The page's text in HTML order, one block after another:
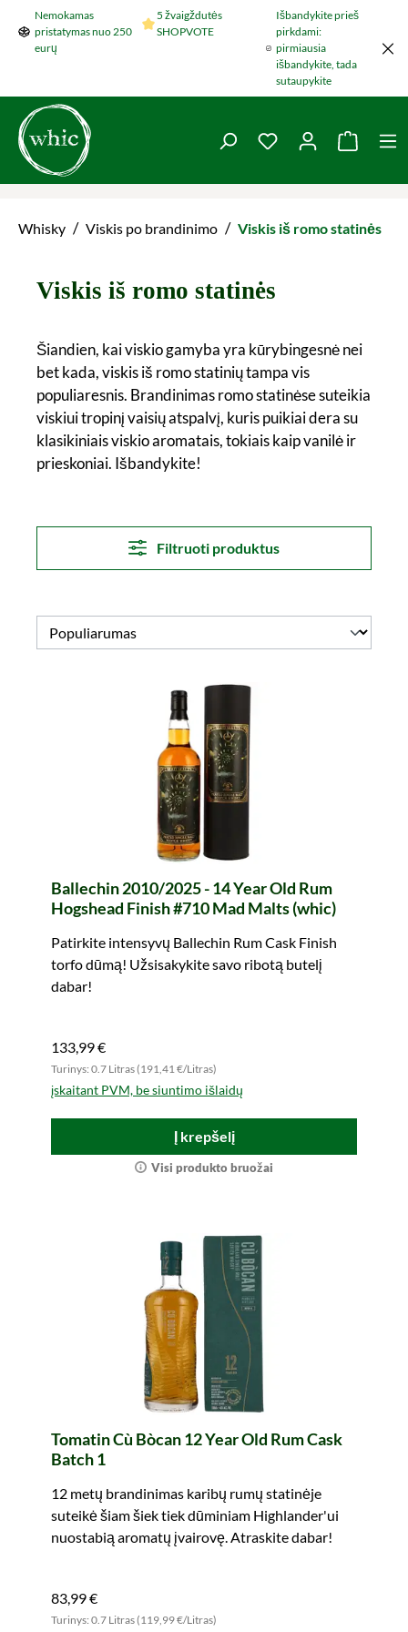
Šokti į pagrindinį turinį
Nemokamas
pristatymas nuo 250
eurų
5 žvaigždutės
SHOPVOTE
Išbandykite prieš
pirkdami:
pirmiausia
išbandykite, tada
sutaupykite
You have 0 wishlist
Whisky / Viskis po brandinimo / Viskis iš romo statinės
Viskis iš romo statinės
Šiandien, kai viskio gamyba yra kūrybingesnė nei
bet kada, viskis iš romo statinių tampa vis
populiaresnis. Brandinimas romo statinėse suteikia
viskiui tropinį vaisių atspalvį, kuris puikiai dera su
klasikiniais viskio aromatais, tokiais kaip vanilė ir
prieskoniai. Išbandykite!
Filtruoti produktus
Ballechin 2010/2025 - 14 Year Old Rum
Hogshead Finish #710 Mad Malts (whic)
Patirkite intensyvų Ballechin Rum Cask Finish
torfo dūmą! Užsisakykite savo ribotą butelį
dabar!
133,99 €
Turinys: 0.7 Litras (191,41 €/Litras)
įskaitant PVM, be siuntimo išlaidų
Į krepšelį
Visi produkto bruožai
Tomatin Cù Bòcan 12 Year Old Rum Cask
Batch 1
12 metų brandinimas karibų rumų statinėje
suteikė šiam šiek tiek dūminiam Highlander'ui
nuostabią aromatų įvairovę. Atraskite dabar!
83,99 €
Turinys: 0.7 Litras (119,99 €/Litras)